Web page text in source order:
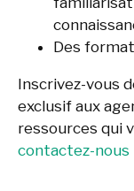
Des
Inscrivez-vous
exclusif aux
ressources qui
contactez-nous